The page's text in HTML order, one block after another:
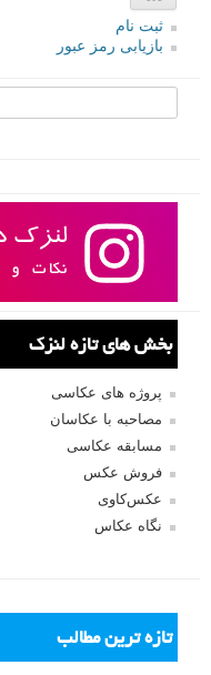
ثبت نام
بازیابی رمز عبور
بخش های تازه لنزک
پروژه های عکاسی
مصاحبه با عکاسان
مسابقه عکاسی
فروش عکس
عکس‌کاوی
نگاه عکاس
تازه ترین مطالب